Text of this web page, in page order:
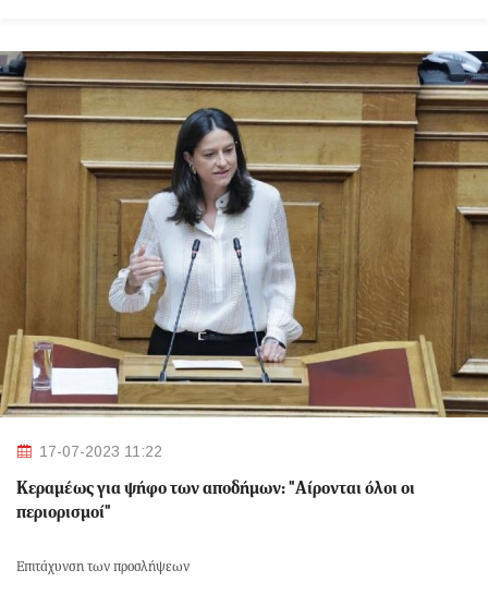
17-07-2023 11:22
Κεραμέως για ψήφο των αποδήμων: "Αίρονται όλοι οι
περιορισμοί"
Επιτάχυνση των προσλήψεων